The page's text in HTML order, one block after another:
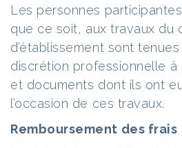
Les personnes
que ce soit, aux travaux du
d’établissement sont
discrétion professionnelle à
et documents dont ils ont
l’occasion de ces travaux.
Remboursement des frais